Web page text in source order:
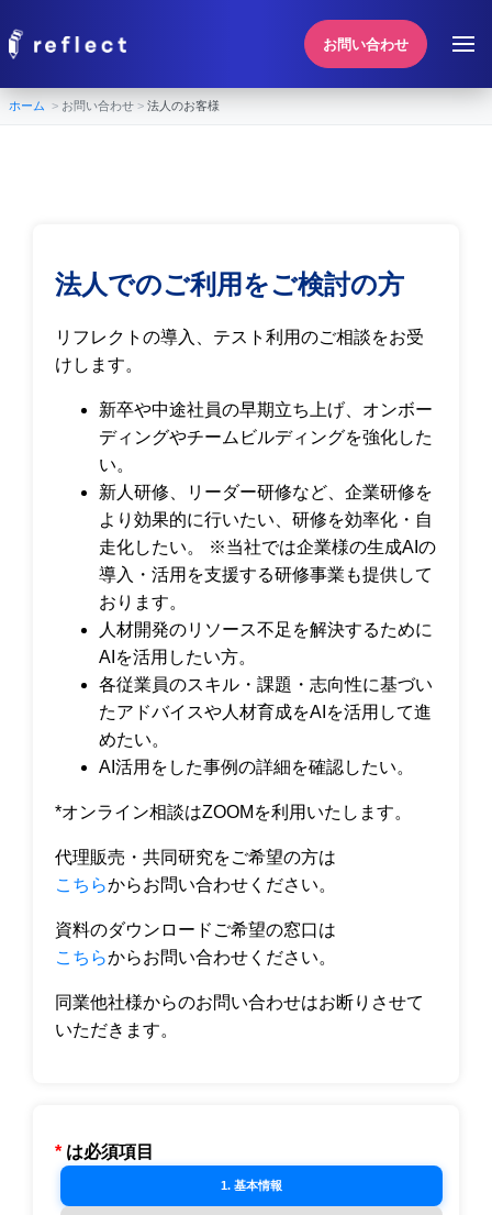
お問い合わせ
ホーム お問い合わせ 法人のお客様
法人でのご利用をご検討の方
リフレクトの導入、テスト利用のご相談をお受
けします。
新卒や中途社員の早期立ち上げ、オンボー
ディングやチームビルディングを強化した
い。
新人研修、リーダー研修など、企業研修を
より効果的に行いたい、研修を効率化・自
走化したい。 ※当社では企業様の生成AIの
導入・活用を支援する研修事業も提供して
おります。
人材開発のリソース不足を解決するために
AIを活用したい方。
各従業員のスキル・課題・志向性に基づい
たアドバイスや人材育成をAIを活用して進
めたい。
AI活用をした事例の詳細を確認したい。
*オンライン相談はZOOMを利用いたします。
代理販売・共同研究をご希望の方は
こちらからお問い合わせください。
資料のダウンロードご希望の窓口は
こちらからお問い合わせください。
同業他社様からのお問い合わせはお断りさせて
いただきます。
* は必須項目
1. 基本情報